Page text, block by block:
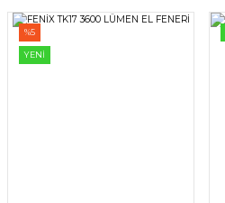
%5
YENİ